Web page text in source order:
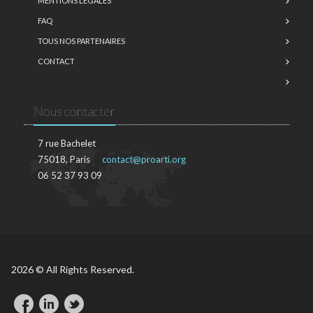
FAQ
TOUS NOS PARTENAIRES
CONTACT
Nous contacter
7 rue Bachelet
75018, Paris
06 52 37 93 09
contact@proarti.org
2026 © All Rights Reserved.